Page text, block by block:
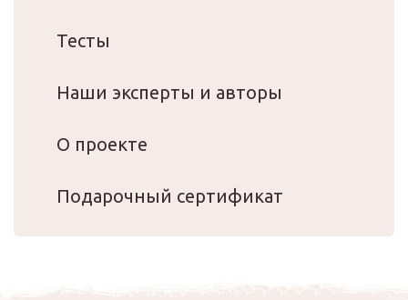
Тесты
Наши эксперты и авторы
О проекте
Подарочный сертификат